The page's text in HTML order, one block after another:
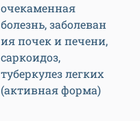
очекаменная
болезнь, заболеван
ия почек и печени,
саркоидоз,
туберкулез легких
(активная форма)